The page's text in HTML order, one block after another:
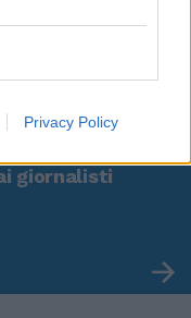
Privacy Policy
giornalisti